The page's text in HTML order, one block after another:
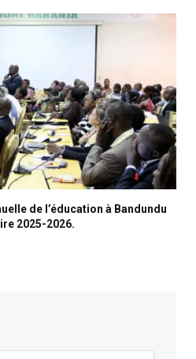
de l’éducation à Bandundu
2025-2026.